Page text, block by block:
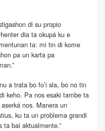
di su propio
dia ta okupá ku e
ta: mi tin di kome
pa un karta pa
a trata bo fo’i sla, bo no tin
keho. Pa nos esaki tambe ta
nos. Manera un
ku ta un problema grandi
ta bai aktualmente.”